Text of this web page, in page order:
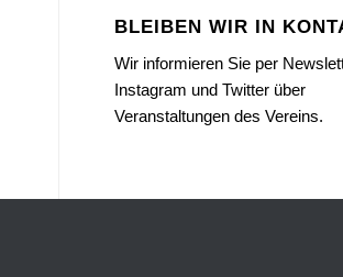
BLEIBEN WIR IN
Wir informieren Sie per
Instagram und Twitter über
Veranstaltungen des Vereins.